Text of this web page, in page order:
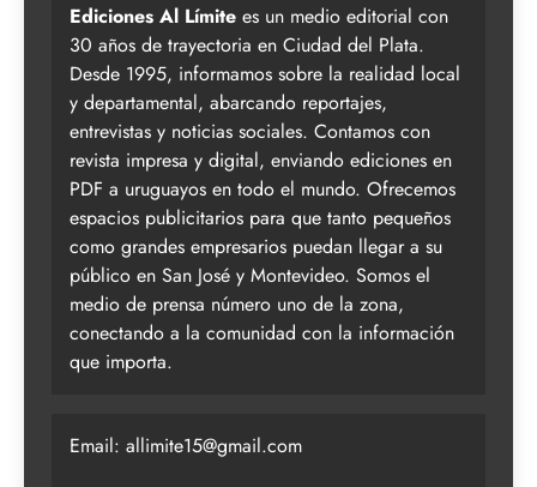
Ediciones Al Límite es un medio editorial con
30 años de trayectoria en Ciudad del Plata.
Desde 1995, informamos sobre la realidad local
y departamental, abarcando reportajes,
entrevistas y noticias sociales. Contamos con
revista impresa y digital, enviando ediciones en
PDF a uruguayos en todo el mundo. Ofrecemos
espacios publicitarios para que tanto pequeños
como grandes empresarios puedan llegar a su
público en San José y Montevideo. Somos el
medio de prensa número uno de la zona,
conectando a la comunidad con la información
que importa.
Email: allimite15@gmail.com